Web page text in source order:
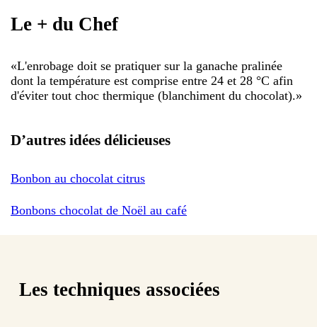
Le + du Chef
«L'enrobage doit se pratiquer sur la ganache pralinée
dont la température est comprise entre 24 et 28 °C afin
d'éviter tout choc thermique (blanchiment du chocolat).»
D’autres idées délicieuses
Bonbon au chocolat citrus
Bonbons chocolat de Noël au café
Les techniques associées